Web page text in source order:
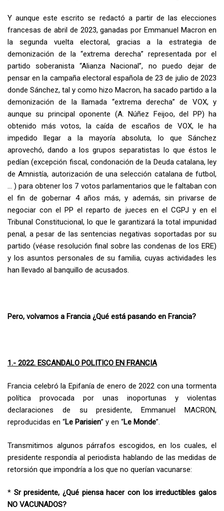
Y aunque este escrito se redactó a partir de las elecciones
francesas de abril de 2023, ganadas por Emmanuel Macron en
la segunda vuelta electoral, gracias a la estrategia de
demonización de la “extrema derecha” representada por el
partido soberanista “Alianza Nacional”, no puedo dejar de
pensar en la campaña electoral española de 23 de julio de 2023
donde Sánchez, tal y como hizo Macron, ha sacado partido a la
demonización de la llamada “extrema derecha” de VOX, y
aunque su principal oponente (A. Núñez Feijoo, del PP) ha
obtenido más votos, la caída de escaños de VOX, le ha
impedido llegar a la mayoría absoluta, lo que Sánchez
aprovechó, dando a los grupos separatistas lo que éstos le
pedían (excepción fiscal, condonación de la Deuda catalana, ley
de Amnistía, autorización de una selección catalana de futbol,
… ) para obtener los 7 votos parlamentarios que le faltaban con
el fin de gobernar 4 años más, y además, sin privarse de
negociar con el PP el reparto de jueces en el CGPJ y en el
Tribunal Constitucional, lo que le garantizará la total impunidad
penal, a pesar de las sentencias negativas soportadas por su
partido (véase resolución final sobre las condenas de los ERE)
y los asuntos personales de su familia, cuyas actividades les
han llevado al banquillo de acusados.
Pero, volvamos a Francia ¿Qué está pasando en Francia?
1.- 2022. ESCANDALO POLITICO EN FRANCIA
Francia celebró la Epifanía de enero de 2022 con una tormenta
política provocada por unas inoportunas y violentas
declaraciones de su presidente, Emmanuel MACRON,
reproducidas en “Le Parisien” y en “Le Monde”.
Transmitimos algunos párrafos escogidos, en los cuales, el
presidente respondía al periodista hablando de las medidas de
retorsión que impondría a los que no querían vacunarse:
* Sr presidente, ¿Qué piensa hacer con los irreductibles galos
NO VACUNADOS?